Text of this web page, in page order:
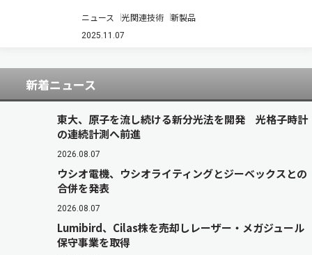
ッド仕様の正式受注を開始した（ニュースリリー
ス）。
ニュース 光関連技術 新製品
2025.11.07
新着ニュース
東大、原子を流し続ける新分光法を開発 光格子時計
の連続計測へ前進
2026.08.07
ウシオ電機、ウシオライティングとジーベックスとの
合併を発表
2026.08.07
Lumibird、Cilas株を売却しレーザー・メガジュール
保守事業を取得